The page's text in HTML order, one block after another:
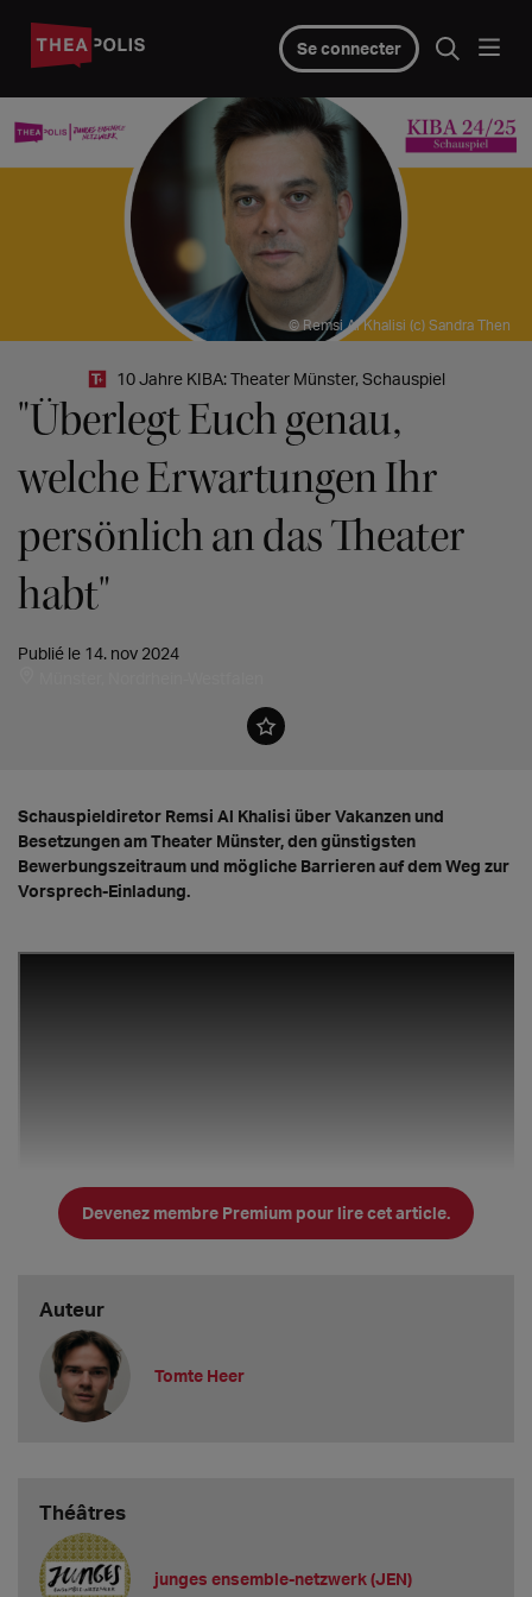
Se connecter
© Remsi Al Khalisi (c) Sandra Then
10 Jahre KIBA: Theater Münster, Schauspiel
"Überlegt Euch genau,
welche Erwartungen Ihr
persönlich an das Theater
habt"
Publié le 14. nov 2024
Schauspieldiretor Remsi Al Khalisi über Vakanzen und
Besetzungen am Theater Münster, den günstigsten
Bewerbungszeitraum und mögliche Barrieren auf dem Weg zur
Vorsprech-Einladung.
KIBA-Infos im Überblick
1. Vakanzen und Gagen
Devenez membre Premium pour lire cet article.
Auteur
Tomte Heer
Théâtres
junges ensemble-netzwerk (JEN)